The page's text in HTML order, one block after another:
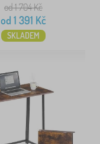
od 1 704Kč
od 1 391 Kč
SKLADEM